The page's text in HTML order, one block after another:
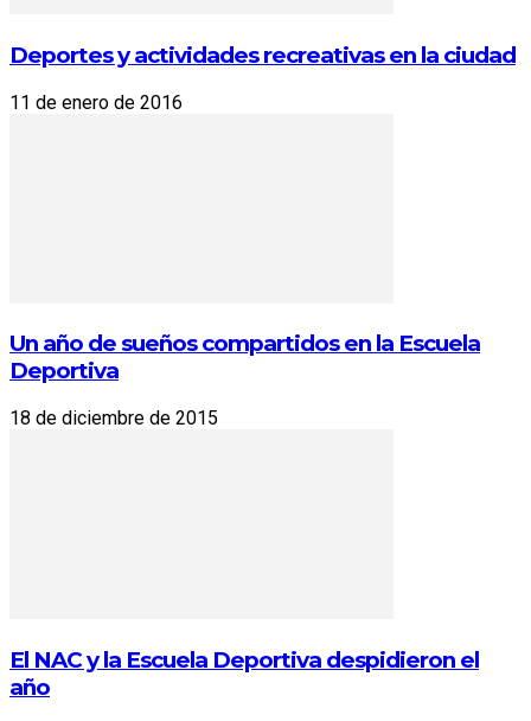
Deportes y actividades recreativas en la ciudad
11 de enero de 2016
Un año de sueños compartidos en la Escuela
Deportiva
18 de diciembre de 2015
El NAC y la Escuela Deportiva despidieron el
año